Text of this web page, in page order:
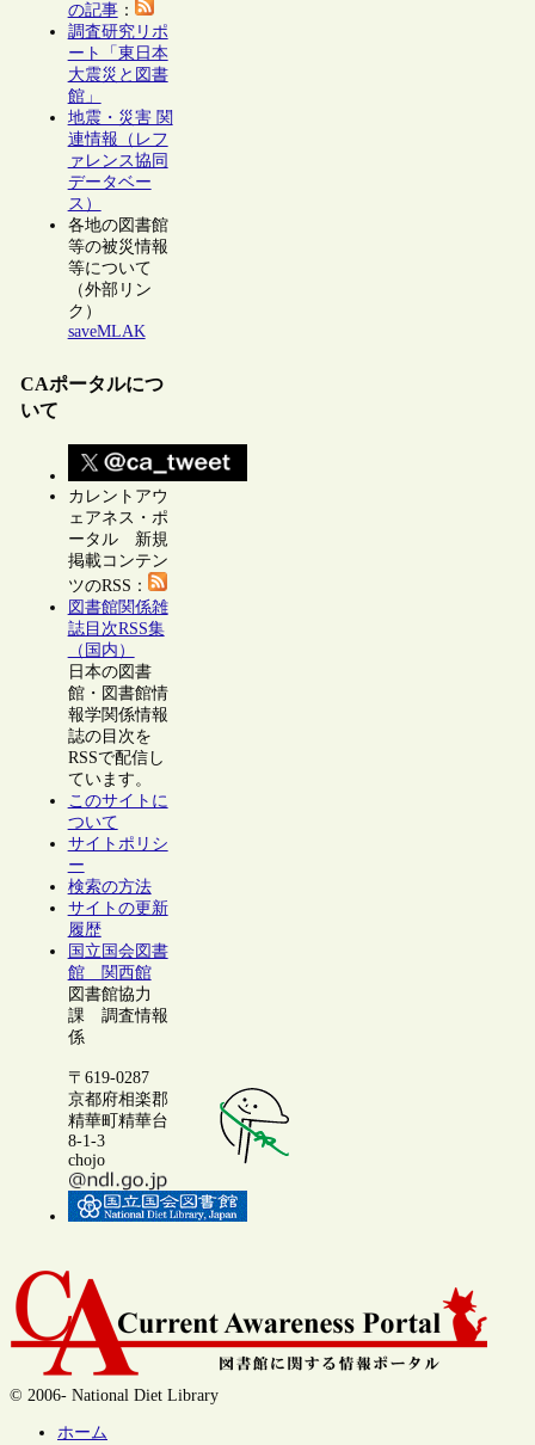
の記事：
調査研究リポ
ート「東日本
大震災と図書
館」
地震・災害 関
連情報（レフ
ァレンス協同
データベー
ス）
各地の図書館
等の被災情報
等について
（外部リン
ク）
saveMLAK
CAポータルにつ
いて
カレントアウ
ェアネス・ポ
ータル 新規
掲載コンテン
ツのRSS：
図書館関係雑
誌目次RSS集
（国内）
日本の図書
館・図書館情
報学関係情報
誌の目次を
RSSで配信し
ています。
このサイトに
ついて
サイトポリシ
ー
検索の方法
サイトの更新
履歴
国立国会図書
館 関西館
図書館協力
課 調査情報
係
〒619-0287
京都府相楽郡
精華町精華台
8-1-3
chojo
© 2006- National Diet Library
ホーム